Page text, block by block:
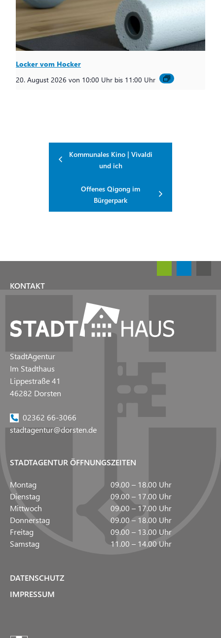
Locker vom Hocker
20. August 2026 von 10:00 Uhr bis 11:00 Uhr
Kommunales Kino | Vivaldi
und ich
Offenes Qigong im
Bürgerpark
KONTAKT
StadtAgentur
Im Stadthaus
Lippestraße 41
46282 Dorsten
02362 66-3066
stadtagentur@dorsten.de
STADTAGENTUR ÖFFNUNGSZEITEN
Montag
09.00 – 18.00 Uhr
Dienstag
09.00 – 17.00 Uhr
Mittwoch
09.00 – 17.00 Uhr
Donnerstag
09.00 – 18.00 Uhr
Freitag
09.00 – 13.00 Uhr
Samstag
11.00 – 14.00 Uhr
DATENSCHUTZ
IMPRESSUM